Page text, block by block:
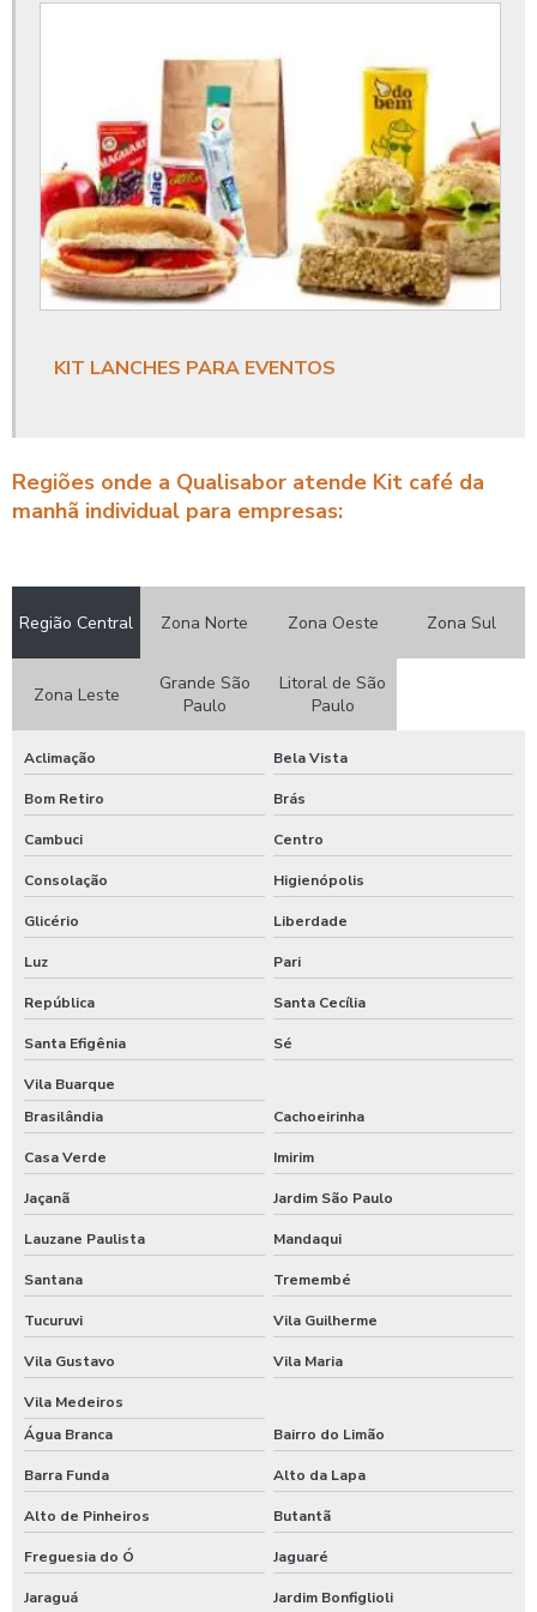
Coffee break empresarial
Coffee break eventos corporativos
Coffee break eventos empresariais
Coffee break para empresas
Coffee break para empresas sp
Comida evento corporativo
Cozinha industrial alimentação
Cozinha industrial alimentação coletiva
Cozinha industrial para empresas
Cozinhas industriais refeições coletivas
Empresa de alimentação coletiva
Empresa de alimentação empresarial
Empresa de alimentação transportada
Empresa de comida industrial
Empresa de fornecimento de refeições
Empresa de refeição coletiva
Empresa de refeições
Empresa de restaurante corporativo
Empresa que serve alimentação
Empresa terceirizada de alimentação
Empresas comida transportada
Empresas de alimentação
KIT LANCHES PARA EVENTOS
Regiões onde a Qualisabor atende Kit café da
manhã individual para empresas:
Região Central Zona Norte Zona Oeste Zona Sul
Zona Leste
Grande São
Paulo
Litoral de São
Paulo
Aclimação Bela Vista
Bom Retiro Brás
Cambuci Centro
Consolação Higienópolis
Glicério Liberdade
Luz Pari
República Santa Cecília
Santa Efigênia Sé
Vila Buarque
Brasilândia
Cachoeirinha
Casa Verde Imirim
Jaçanã Jardim São Paulo
Lauzane Paulista Mandaqui
Santana Tremembé
Tucuruvi Vila Guilherme
Vila Gustavo Vila Maria
Vila Medeiros
Água Branca
Bairro do Limão
Barra Funda Alto da Lapa
Alto de Pinheiros Butantã
Freguesia do Ó Jaguaré
Jaraguá Jardim Bonfiglioli